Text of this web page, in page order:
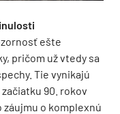
ešte
pričom už vtedy sa
Tie vynikajú
90. rokov
o komplexnú